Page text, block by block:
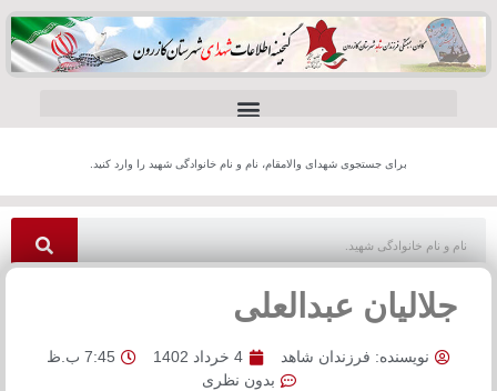
برای جستجوی شهدای والامقام، نام و نام خانوادگی شهید را وارد کنید.
جلالیان عبدالعلی
نویسنده: فرزندان شاهد 4 خرداد 1402
7:45 ب.ظ
بدون نظری